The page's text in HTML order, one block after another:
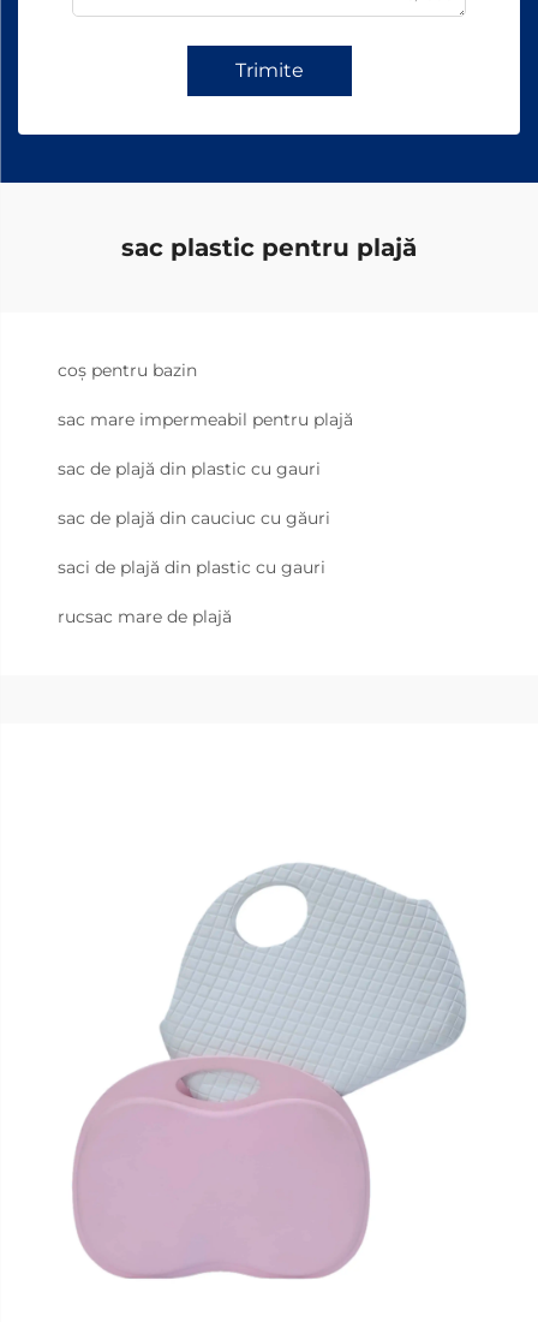
Trimite
sac plastic pentru plajă
coș pentru bazin
sac mare impermeabil pentru plajă
sac de plajă din plastic cu gauri
sac de plajă din cauciuc cu găuri
saci de plajă din plastic cu gauri
rucsac mare de plajă